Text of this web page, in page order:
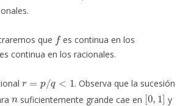
que
es continua en los
continua en los racionales.
<
. Observa que la sucesión
suficientemente grande cae en
[0 1]
y